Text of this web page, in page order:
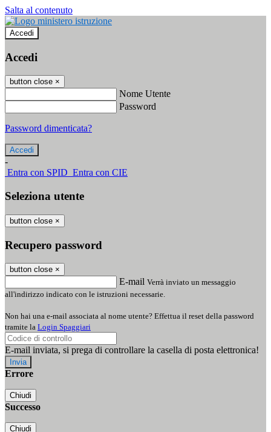
Salta al contenuto
Accedi
Accedi
button close ×
Nome Utente
Password
Password dimenticata?
-
Entra con SPID Entra con CIE
Seleziona utente
button close ×
Recupero password
button close ×
E-mail Verrà inviato un messaggio
all'indirizzo indicato con le istruzioni necessarie.
Non hai una e-mail associata al nome utente? Effettua il reset della password
tramite la Login Spaggiari
E-mail inviata, si prega di controllare la casella di posta elettronica!
Errore
Chiudi
Successo
Chiudi